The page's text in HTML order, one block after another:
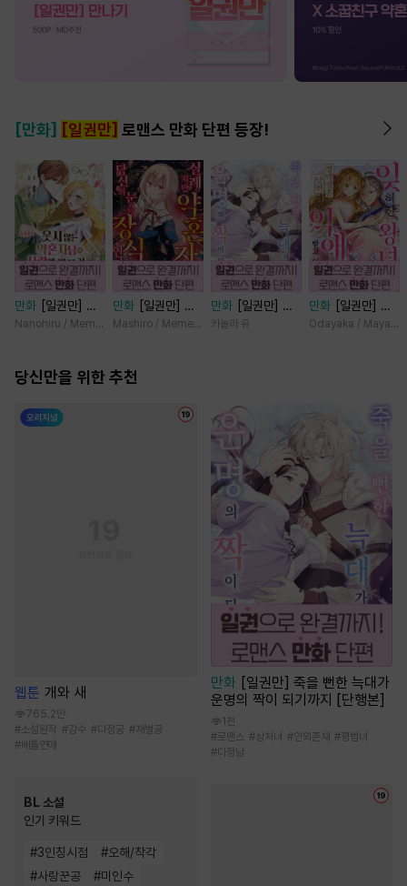
[만화] [일권만] 로맨스 만화 단편 등장!
만화
[일권만] 웃
지 않는 약혼자님
습니다 [단행본]
Nanohiru / Memeko
만화
[일권만] 실
례지만 약혼자님,
Mashiro / Memeko
만화
[일권만] 죽
을 뻔한 늑대가 운
카놀라 유
만화
[일권만] 잊
혀진 왕녀지만 정
Odayaka / Maya
당신만을 위한 추천
웹툰 개와 새
765.2만
#소설원작 #강수 #다정공 # 재벌공
#배틀연애
BL 소설
인기 키워드
#3인칭시점 #오해/착각
#사랑꾼공 #미인수
만화 [일권만] 죽을 뻔한 늑대가
운명의 짝이 되기까지 [단행본]
1천
#로맨스 #상처녀 #인외존재 #평범녀
#다정남